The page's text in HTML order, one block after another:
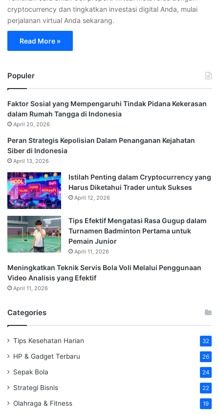
cryptocurrency dan tingkatkan investasi digital Anda, mulai
perjalanan virtual Anda sekarang.
Read More »
Populer
Faktor Sosial yang Mempengaruhi Tindak Pidana Kekerasan
dalam Rumah Tangga di Indonesia
April 20, 2026
Peran Strategis Kepolisian Dalam Penanganan Kejahatan
Siber di Indonesia
April 13, 2026
Istilah Penting dalam Cryptocurrency yang
Harus Diketahui Trader untuk Sukses
April 12, 2026
Tips Efektif Mengatasi Rasa Gugup dalam
Turnamen Badminton Pertama untuk
Pemain Junior
April 11, 2026
Meningkatkan Teknik Servis Bola Voli Melalui Penggunaan
Video Analisis yang Efektif
April 11, 2026
Categories
Tips Kesehatan Harian 32
HP & Gadget Terbaru 26
Sepak Bola 24
Strategi Bisnis 22
Olahraga & Fitness 19